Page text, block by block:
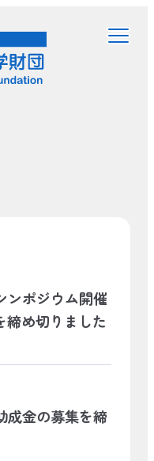
ンポジウム開催
締め切りました
成金の募集を締